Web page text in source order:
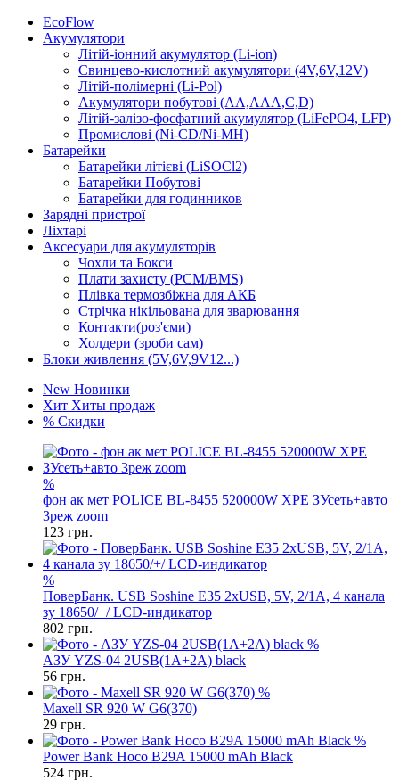
EcoFlow
Акумулятори
Літій-іонний акумулятор (Li-ion)
Свинцево-кислотний акумулятори (4V,6V,12V)
Літій-полімерні (Li-Pol)
Акумулятори побутові (AA,AAA,C,D)
Літій-залізо-фосфатний акумулятор (LiFePO4, LFP)
Промислові (Ni-CD/Ni-MH)
Батарейки
Батарейки літієві (LiSOCl2)
Батарейки Побутові
Батарейки для годинников
Зарядні пристрої
Ліхтарі
Аксесуари для акумуляторів
Чохли та Бокси
Плати захисту (PCM/BMS)
Плівка термозбіжна для АКБ
Стрічка нікільована для зварювання
Контакти(роз'єми)
Холдери (зроби сам)
Блоки живлення (5V,6V,9V12...)
New Новинки
Хит Хиты продаж
% Скидки
%
фон ак мет POLICE BL-8455 520000W XPE ЗУсеть+авто
3реж zoom
123 грн.
%
ПоверБанк. USB Soshine E35 2xUSB, 5V, 2/1A, 4 канала
зу 18650/+/ LCD-индикатор
802 грн.
%
АЗУ YZS-04 2USB(1A+2A) black
56 грн.
%
Maxell SR 920 W G6(370)
29 грн.
%
Power Bank Hoco B29A 15000 mAh Black
524 грн.